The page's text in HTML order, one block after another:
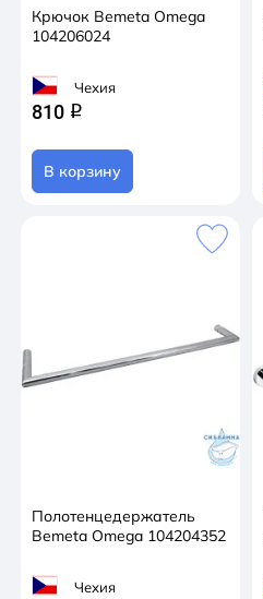
Крючок Bemeta Omega
104206024
Чехия
810 q
В корзину
Полотенцедержатель
Bemeta Omega 104204352
Чехия